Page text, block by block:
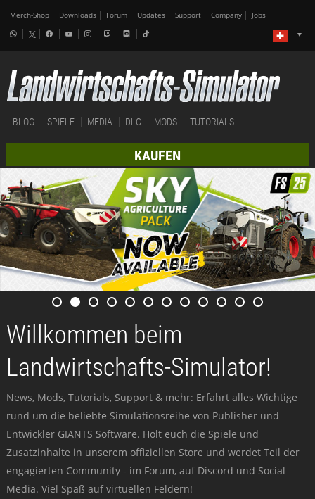
Merch-Shop Downloads Forum Updates Support Company Jobs
BLOG SPIELE MEDIA DLC MODS TUTORIALS
KAUFEN
Willkommen beim
Landwirtschafts-Simulator!
News, Mods, Tutorials, Support & mehr: Erfahrt alles Wichtige
rund um die beliebte Simulationsreihe von Publisher und
Entwickler GIANTS Software. Holt euch die Spiele und
Zusatzinhalte in unserem offiziellen Store und werdet Teil der
engagierten Community - im Forum, auf Discord und Social
Media. Viel Spaß auf virtuellen Feldern!